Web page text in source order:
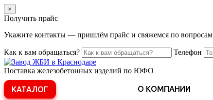
×
Получить прайс
Укажите контакты — пришлём прайс и свяжемся по
Как к вам обращаться? Телефон
Поставка железобетонных изделий по ЮФО
КАТАЛОГ О КОМПАНИИ